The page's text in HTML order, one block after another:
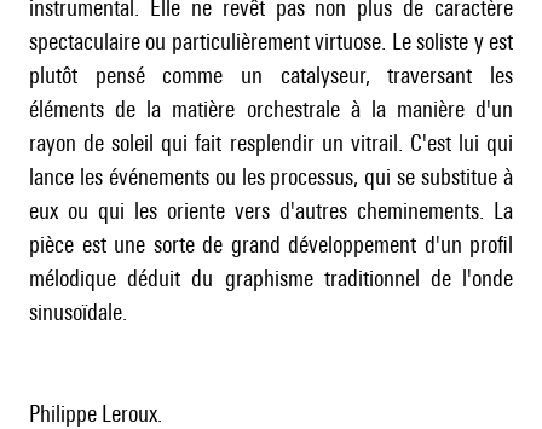
instrumental. Elle ne revêt pas non plus de caractère
spectaculaire ou particulièrement virtuose. Le soliste y est
plutôt pensé comme un catalyseur, traversant les
éléments de la matière orchestrale à la manière d'un
rayon de soleil qui fait resplendir un vitrail. C'est lui qui
lance les événements ou les processus, qui se substitue à
eux ou qui les oriente vers d'autres cheminements. La
pièce est une sorte de grand développement d'un profil
mélodique déduit du graphisme traditionnel de l'onde
sinusoïdale.
Philippe Leroux.